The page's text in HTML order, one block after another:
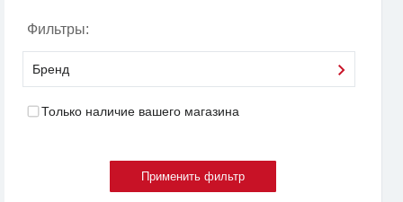
Фильтры:
Бренд
Только наличие вашего магазина